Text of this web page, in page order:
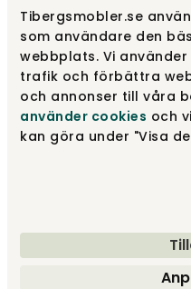
Tibergsmobler.se
som användare den
webbplats. Vi
trafik och förbättra
och annonser till våra
använder cookies och
kan göra under "Visa
Pale Rose | Teak
Nature Läder | Ek